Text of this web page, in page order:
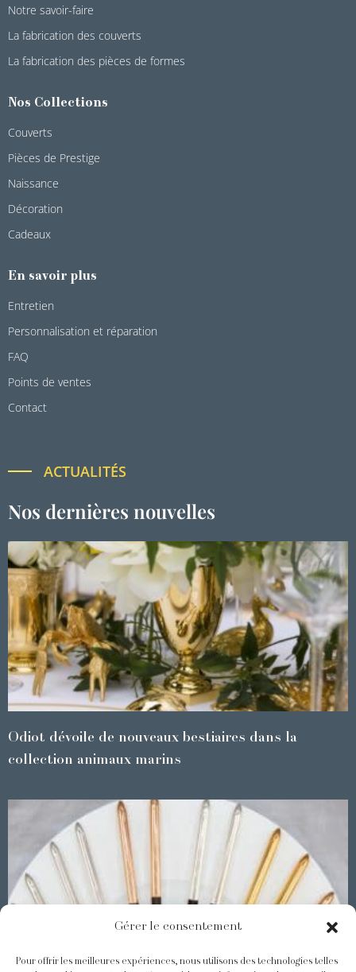
Gérer le consentement
Pour offrir les meilleures expériences, nous utilisons des technologies telles
Notre savoir-faire
La fabrication des couverts
La fabrication des pièces de formes
Nos Collections
Couverts
Pièces de Prestige
Naissance
Décoration
Cadeaux
En savoir plus
Entretien
Personnalisation et réparation
FAQ
Points de ventes
Contact
ACTUALITÉS
Nos dernières nouvelles
Odiot dévoile de nouveaux bestiaires dans la
collection animaux marins